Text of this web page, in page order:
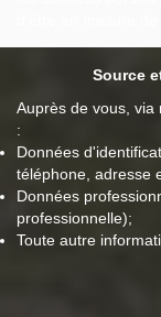
Source
Auprès de vous,
:
Données
téléphone, adresse
Données
professionnelle);
Toute autre